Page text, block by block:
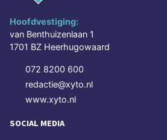
Hoofdvestiging:
van Benthuizenlaan 1
1701 BZ Heerhugowaard
072 8200 600
redactie@xyto.nl
www.xyto.nl
SOCIAL MEDIA